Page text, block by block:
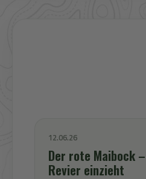
12.06.26
Der rote Maibock
Revier einzieht